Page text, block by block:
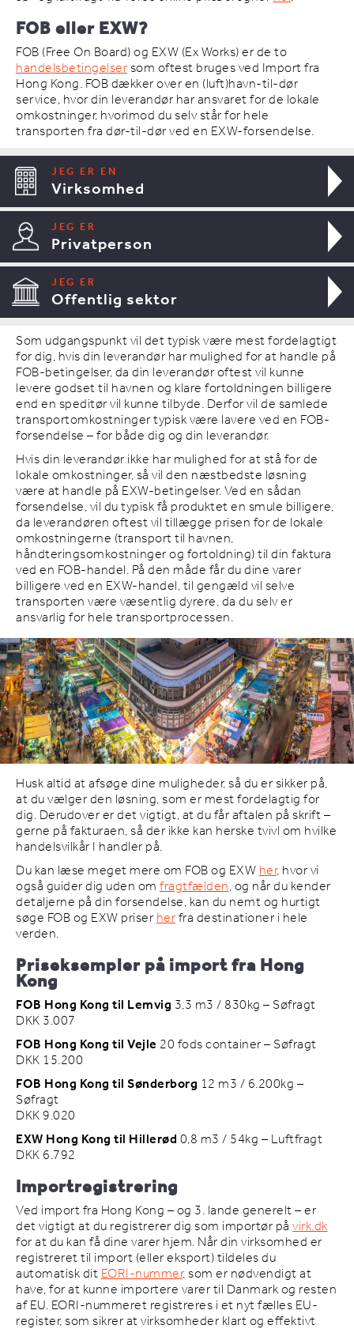
FOB eller EXW?
FOB (Free On Board) og EXW (Ex Works) er de to
handelsbetingelsersom oftest bruges ved Import fra
Hong Kong. FOB dækker over en (luft)havn-til-dør
service, hvor din leverandør har ansvaret for de lokale
omkostninger, hvorimod du selv står for hele
transporten fra dør-til-dør ved en EXW-forsendelse.
JEG ER EN
Virksomhed
JEG ER
Privatperson
JEG ER
Offentlig sektor
Som udgangspunkt vil det typisk være mest fordelagtigt
for dig, hvis din leverandør har mulighed for at handle på
FOB-betingelser, da din leverandør oftest vil kunne
levere godset til havnen og klare fortoldningen billigere
end en speditør vil kunne tilbyde. Derfor vil de samlede
transportomkostninger typisk være lavere ved en FOB-
forsendelse – for både dig og din leverandør.
Hvis din leverandør ikke har mulighed for at stå for de
lokale omkostninger, så vil den næstbedste løsning
være at handle på EXW-betingelser. Ved en sådan
forsendelse, vil du typisk få produktet en smule billigere,
da leverandøren oftest vil tillægge prisen for de lokale
omkostningerne (transport til havnen,
håndteringsomkostninger og fortoldning) til din faktura
ved en FOB-handel. På den måde får du dine varer
billigere ved en EXW-handel, til gengæld vil selve
transporten være væsentlig dyrere, da du selv er
ansvarlig for hele transportprocessen.
Husk altid at afsøge dine muligheder, så du er sikker på,
at du vælger den løsning, som er mest fordelagtig for
dig. Derudover er det vigtigt, at du får aftalen på skrift –
gerne på fakturaen, så der ikke kan herske tvivl om hvilke
handelsvilkår I handler på.
Du kan læse meget mere om FOB og EXWher, hvor vi
også guider dig uden omfragtfælden, og når du kender
detaljerne på din forsendelse, kan du nemt og hurtigt
søge FOB og EXW priserherfra destinationer i hele
verden.
Priseksempler på import fra Hong
Kong
FOB Hong Kong til Lemvig3,3 m3 / 830kg – Søfragt
DKK 3.007
FOB Hong Kong til Vejle20 fods container – Søfragt
DKK 15.200
FOB Hong Kong til Sønderborg 12 m3 / 6.200kg –
Søfragt
DKK 9.020
EXW Hong Kong til Hillerød0,8 m3 / 54kg – Luftfragt
DKK 6.792
Importregistrering
Ved import fra Hong Kong – og 3. lande generelt – er
det vigtigt at du registrerer dig som importør påvirk.dk
for at du kan få dine varer hjem. Når din virksomhed er
registreret til import (eller eksport) tildeles du
automatisk ditEORI-nummer, som er nødvendigt at
have, for at kunne importere varer til Danmark og resten
af EU. EORI-nummeret registreres i et nyt fælles EU-
register, som sikrer at virksomheder klart og effektivt